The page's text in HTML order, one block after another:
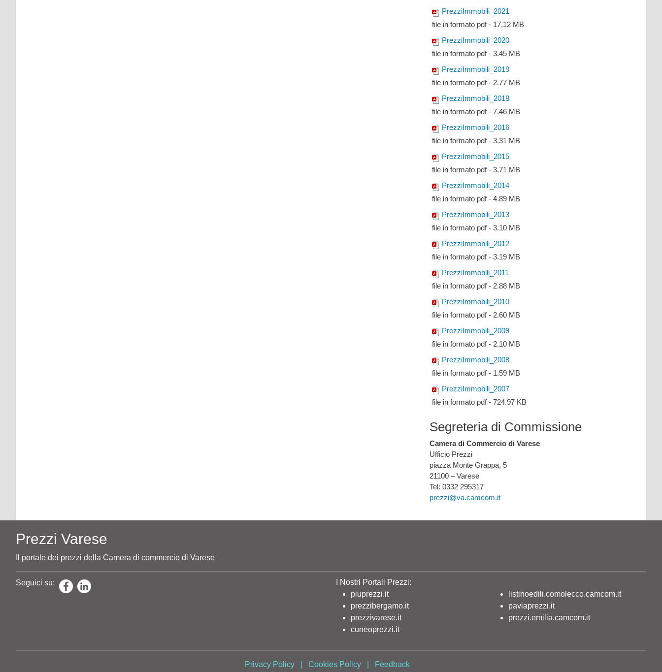
PrezziImmobili_2021
file in formato pdf - 17.12 MB
PrezziImmobili_2020
file in formato pdf - 3.45 MB
PrezziImmobili_2019
file in formato pdf - 2.77 MB
PrezziImmobili_2018
file in formato pdf - 7.46 MB
PrezziImmobili_2016
file in formato pdf - 3.31 MB
PrezziImmobili_2015
file in formato pdf - 3.71 MB
PrezziImmobili_2014
file in formato pdf - 4.89 MB
PrezziImmobili_2013
file in formato pdf - 3.10 MB
PrezziImmobili_2012
file in formato pdf - 3.19 MB
PrezziImmobili_2011
file in formato pdf - 2.88 MB
PrezziImmobili_2010
file in formato pdf - 2.60 MB
PrezziImmobili_2009
file in formato pdf - 2.10 MB
PrezziImmobili_2008
file in formato pdf - 1.59 MB
PrezziImmobili_2007
file in formato pdf - 724.97 KB
Segreteria di Commissione
Camera di Commercio di Varese
Ufficio Prezzi
piazza Monte Grappa, 5
21100 – Varese
Tel: 0332 295317
prezzi@va.camcom.it
Prezzi Varese
Il portale dei prezzi della Camera di commercio di Varese
Seguici su:
I Nostri Portali Prezzi:
piuprezzi.it
prezzibergamo.it
prezzivarese.it
cuneoprezzi.it
listinoedili.comolecco.camcom.it
paviaprezzi.it
prezzi.emilia.camcom.it
Privacy Policy| Cookies Policy| Feedback